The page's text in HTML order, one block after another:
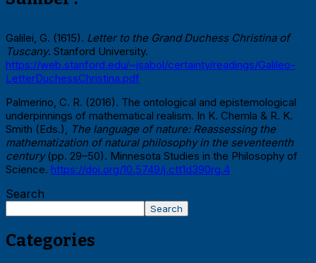
Galilei, G. (1615). Letter to the Grand Duchess Christina of
Tuscany. Stanford University.
https://web.stanford.edu/~jsabol/certainty/readings/Galileo-
LetterDuchessChristina.pdf
Palmerino, C. R. (2016). The ontological and epistemological
underpinnings of mathematical realism. In K. Chemla & R. K.
Smith (Eds.), The language of nature: Reassessing the
mathematization of natural philosophy in the seventeenth
century(pp. 29–50). Minnesota Studies in the Philosophy of
Science. https://doi.org/10.5749/j.ctt1d390rg.4
Search
Search
Categories